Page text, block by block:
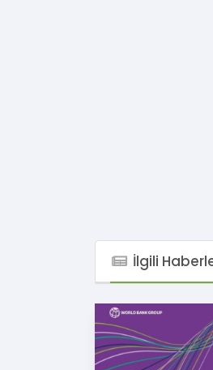
İlgili